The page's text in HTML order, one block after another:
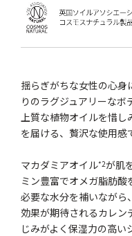
揺らぎがちな女性の心
りのラグジュアリーなボ
上質な植物オイルを惜
を届ける、贅沢な使用感
マカダミアオイル*2が肌
ミン豊富でオメガ脂肪
必要な水分を補いながら
効果が期待されるカレン
じみがよく保湿力の高い